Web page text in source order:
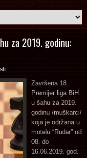
za 2019. godinu:
Završena 18.
Premijer liga BiH
u šahu za 2019.
godinu /muškarci/
koja je održana u
motelu “Rudar” od
08. do
16.06.2019. god.